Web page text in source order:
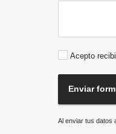
Acepto
Enviar
Al enviar tus datos